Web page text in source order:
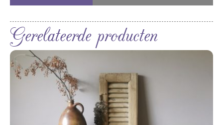
Gerelateerde producten